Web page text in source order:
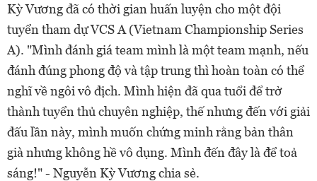
Kỳ Vương đã có thời gian huấn luyện cho một đội
tuyển tham dự VCS A (Vietnam Championship Series
A). "Mình đánh giá team mình là một team mạnh, nếu
đánh đúng phong độ và tập trung thì hoàn toàn có thể
nghĩ về ngôi vô địch. Mình hiện đã qua tuổi để trở
thành tuyển thủ chuyên nghiệp, thế nhưng đến với giải
đấu lần này, mình muốn chứng minh rằng bản thân
già nhưng không hề vô dụng. Mình đến đây là để toả
sáng!" - Nguyễn Kỳ Vương chia sẻ.